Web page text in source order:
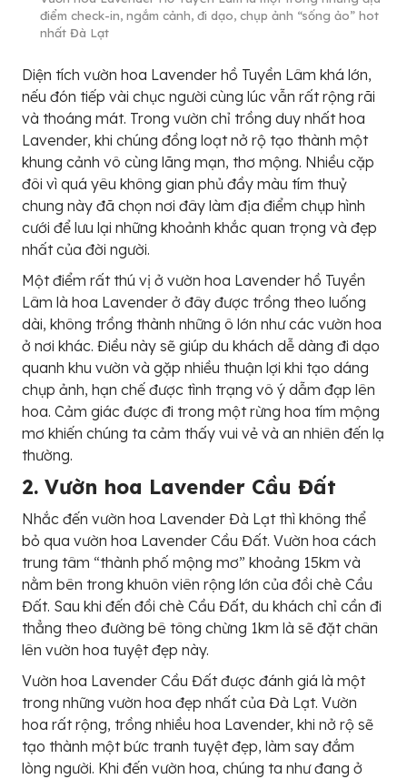
điểm check-in, ngắm cảnh, đi dạo, chụp ảnh “sống ảo” hot
nhất Đà Lạt
Diện tích vườn hoa Lavender hồ Tuyền Lâm khá lớn,
nếu đón tiếp vài chục người cùng lúc vẫn rất rộng rãi
và thoáng mát. Trong vườn chỉ trồng duy nhất hoa
Lavender, khi chúng đồng loạt nở rộ tạo thành một
khung cảnh vô cùng lãng mạn, thơ mộng. Nhiều cặp
đôi vì quá yêu không gian phủ đầy màu tím thuỷ
chung này đã chọn nơi đây làm địa điểm chụp hình
cưới để lưu lại những khoảnh khắc quan trọng và đẹp
nhất của đời người.
Một điểm rất thú vị ở vườn hoa Lavender hồ Tuyền
Lâm là hoa Lavender ở đây được trồng theo luống
dài, không trồng thành những ô lớn như các vườn hoa
ở nơi khác. Điều này sẽ giúp du khách dễ dàng đi dạo
quanh khu vườn và gặp nhiều thuận lợi khi tạo dáng
chụp ảnh, hạn chế được tình trạng vô ý dẫm đạp lên
hoa. Cảm giác được đi trong một rừng hoa tím mộng
mơ khiến chúng ta cảm thấy vui vẻ và an nhiên đến lạ
thường.
2. Vườn hoa Lavender Cầu Đất
Nhắc đến vườn hoa Lavender Đà Lạt thì không thể
bỏ qua vườn hoa Lavender Cầu Đất. Vườn hoa cách
trung tâm “thành phố mộng mơ” khoảng 15km và
nằm bên trong khuôn viên rộng lớn của đồi chè Cầu
Đất. Sau khi đến đồi chè Cầu Đất, du khách chỉ cần đi
thẳng theo đường bê tông chừng 1km là sẽ đặt chân
lên vườn hoa tuyệt đẹp này.
Vườn hoa Lavender Cầu Đất được đánh giá là một
trong những vườn hoa đẹp nhất của Đà Lạt. Vườn
hoa rất rộng, trồng nhiều hoa Lavender, khi nở rộ sẽ
tạo thành một bức tranh tuyệt đẹp, làm say đắm
lòng người. Khi đến vườn hoa, chúng ta như đang ở